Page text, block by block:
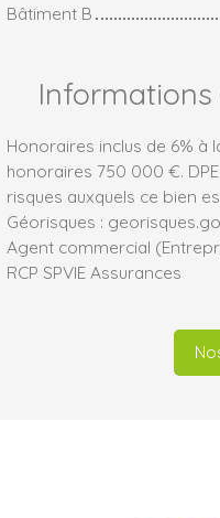
Bâtiment B
Informations
Honoraires inclus de 6% à
honoraires 750 000 €.
risques auxquels ce bien
Géorisques :
Agent commercial
RCP SPVIE Assurances